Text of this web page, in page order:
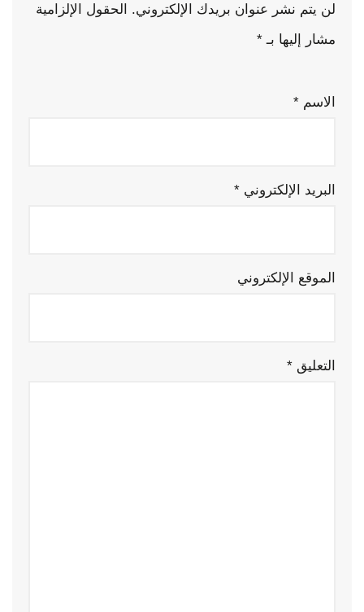
لن يتم نشر عنوان بريدك الإلكتروني.
الحقول الإلزامية
مشار إليها بـ *
الاسم *
البريد الإلكتروني *
الموقع الإلكتروني
التعليق *